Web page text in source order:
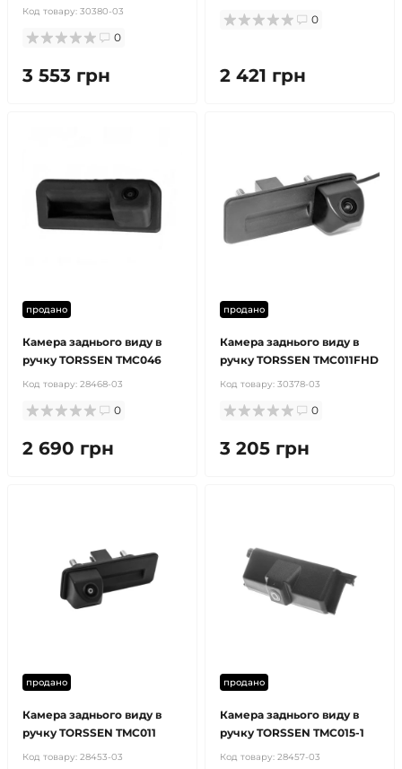
Код товару: 30380-03
0
3 553 грн
0
2 421 грн
продано
Камера заднього виду в
ручку TORSSEN TMC046
Код товару: 28468-03
0
2 690 грн
продано
Камера заднього виду в
ручку TORSSEN TMC011FHD
Код товару: 30378-03
0
3 205 грн
продано
Камера заднього виду в
ручку TORSSEN TMC011
Код товару: 28453-03
продано
Камера заднього виду в
ручку TORSSEN TMC015-1
Код товару: 28457-03